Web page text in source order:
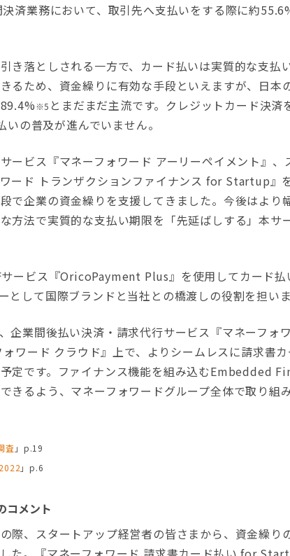
済業務において、取引先へ支払いをする際に約
き落としされる一方で、カード払いは実質的な支払
るため、資金繰りに有効な手段といえますが、日本
※5 とまだまだ主流です。クレジットカード決済
いの普及が進んでいません。
ービス『マネーフォワード アーリーペイメント』、
ード トランザクションファイナンス for Startup』
で企業の資金繰りを支援してきました。今後はより
方法で実質的な支払い期限を「先延ばしする」本サ
ービス『OricoPayment Plus』を使用してカード払
として国際ブランドと当社との橋渡しの役割を担いま
企業間後払い決済・請求代行サービス『マネーフォ
ワード クラウド』上で、よりシームレスに請求書
定です。ファイナンス機能を組み込むEmbedded
きるよう、マネーフォワードグループ全体で取り組
査 」p.19
」p.6
コメント
際、スタートアップ経営者の皆さまから、資金繰り